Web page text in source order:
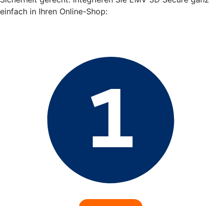
einfach in Ihren Online-Shop: